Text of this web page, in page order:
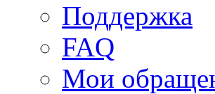
Поддержка
FAQ
Мои